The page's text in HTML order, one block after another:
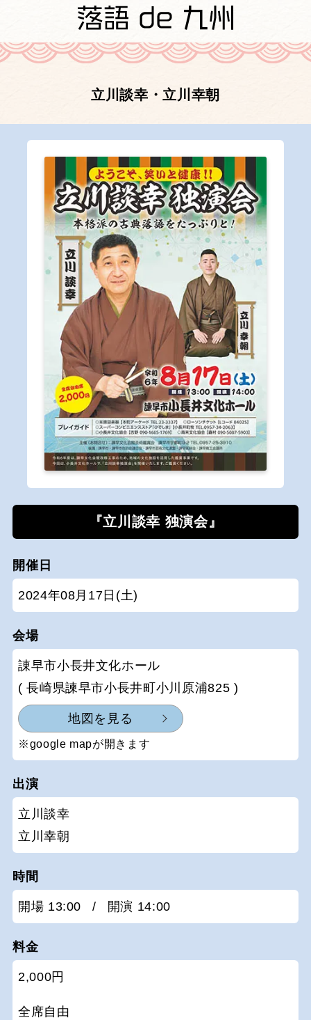
立川談幸・立川幸朝
『立川談幸 独演会』
開催日
2024年08月17日(土)
会場
諌早市小長井文化ホール
( 長崎県諫早市小長井町小川原浦825 )
地図を見る
※google mapが開きます
出演
立川談幸
立川幸朝
時間
開場 13:00 / 開演 14:00
料金
2,000円
全席自由